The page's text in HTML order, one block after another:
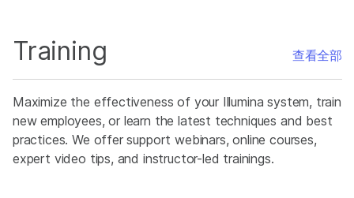
Training 查看全部
Maximize the effectiveness of your Illumina system, train
new employees, or learn the latest techniques and best
practices. We offer support webinars, online courses,
expert video tips, and instructor-led trainings.